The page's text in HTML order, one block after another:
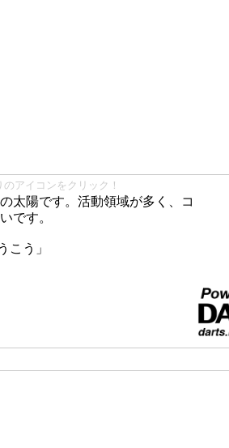
アイコンをクリック！
太陽です。活動領域が多く、コ
です。
こう」